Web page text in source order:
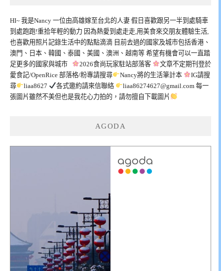
HI~ 我是Nancy 一位由高雄嫁至台北的人妻 假日喜歡跟另一半到處騎車
到處跑跑!重拾年輕的動力 因為熱愛到處走走,用美食來交朋友體驗生活,
也喜歡用照片記錄生活中的點點滴滴 目前去過的國家及城市包括香港、
澳門、日本、韓國、泰國、美國、澳洲、越南等 希望有機會可以一直踏
足更多的國家與城市
2026食尚玩家駐站部落客
文章不定期刊登於
愛食記/OpenRice 部落格/粉專請搜尋
Nancy將的生活筆計本
IG請搜
尋
liaa8627 各式邀約請來信聯絡 liaa86274627@gmail.com每一
張圖片雖然不美但也是我花心力拍的，請勿擅自下載圖片
AGODA